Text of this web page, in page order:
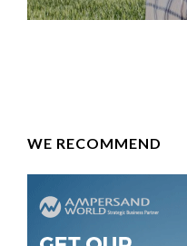
WE RECOMMEND